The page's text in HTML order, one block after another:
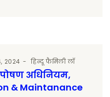
2024 हिन्दू फैमिली लॉ
अधिनियम,
& Maintanance